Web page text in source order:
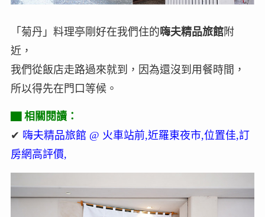
「菊丹」料理亭剛好在我們住的嗨夫精品旅館附
近，
我們從飯店走路過來就到，因為還沒到用餐時間，
所以得先在門口等候。
▇ 相關閱讀：
✔ 嗨夫精品旅館 @ 火車站前,近羅東夜市,位置佳,訂
房網高評價,